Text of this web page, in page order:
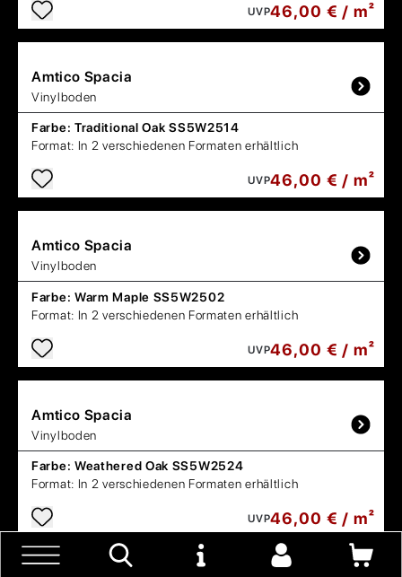
UVP46,00 € / m²
Amtico Spacia
Vinylboden
Farbe: Traditional Oak SS5W2514
Format: In 2 verschiedenen Formaten erhältlich
UVP46,00 € / m²
Amtico Spacia
Vinylboden
Farbe: Warm Maple SS5W2502
Format: In 2 verschiedenen Formaten erhältlich
UVP46,00 € / m²
Amtico Spacia
Vinylboden
Farbe: Weathered Oak SS5W2524
Format: In 2 verschiedenen Formaten erhältlich
UVP46,00 € / m²